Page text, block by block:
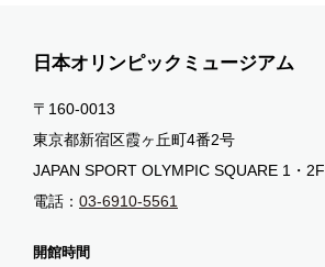
日本オリンピックミュージアム
〒160-0013
東京都新宿区霞ヶ丘町4番2号
JAPAN SPORT OLYMPIC SQUARE 1・2F
電話： 03-6910-5561
開館時間